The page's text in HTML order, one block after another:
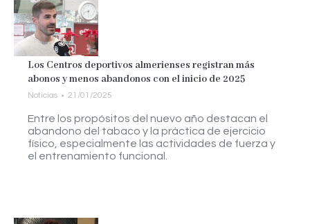
Los Centros deportivos almerienses registran más
abonos y menos abandonos con el inicio de 2025
Noticias 21/01/2025
Entre los propósitos del nuevo año destacan el
abandono del tabaco y la práctica de ejercicio
físico, especialmente las actividades de fuerza y
el entrenamiento funcional.